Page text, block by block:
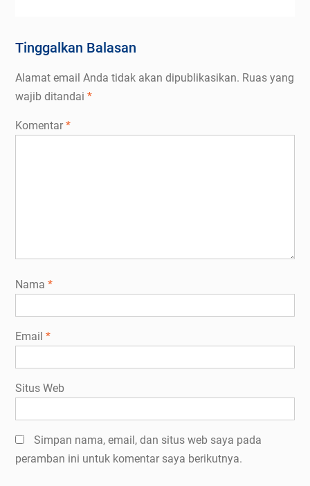
Tinggalkan Balasan
Alamat email Anda tidak akan dipublikasikan. Ruas yang
wajib ditandai *
Komentar*
Nama *
Email *
Situs Web
Simpan nama, email, dan situs web saya pada
peramban ini untuk komentar saya berikutnya.